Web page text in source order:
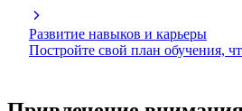
Развитие навыков и карьеры
Постройте свой план обучения,